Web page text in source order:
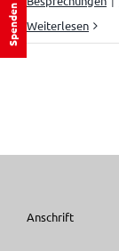
Weiterlesen
Anschrift
Spenden